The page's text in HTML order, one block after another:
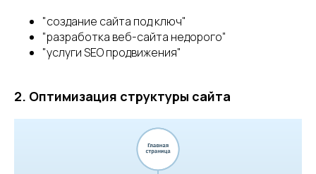
"создание сайта под ключ"
"разработка веб-сайта недорого"
"услуги SEO продвижения"
2. Оптимизация структуры сайта